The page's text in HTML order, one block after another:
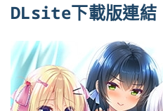
DLsite下載版連結